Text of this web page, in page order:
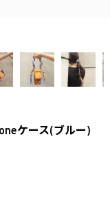
ケース(ブルー)